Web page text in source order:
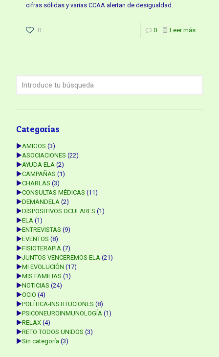
cifras sólidas y varias CCAA alertan de desigualdad.
0 0 Leer más
Categorías
►AMIGOS (3)
►ASOCIACIONES (22)
►AYUDA ELA (2)
►CAMPAÑAS (1)
►CHARLAS (3)
►CONSULTAS MÉDICAS (11)
►DEMANDELA (2)
►DISPOSITIVOS OCULARES (1)
►ELA (1)
►ENTREVISTAS (9)
►EVENTOS (8)
►FISIOTERAPIA (7)
►JUNTOS VENCEREMOS ELA (21)
►MI EVOLUCIÓN (17)
►MIS FAMILIAS (1)
►NOTICIAS (24)
►OCIO (4)
►POLÍTICA-INSTITUCIONES (8)
►PSICONEUROINMUNOLOGÍA (1)
►RELAX (4)
►RETO TODOS UNIDOS (3)
►Sin categoría (3)